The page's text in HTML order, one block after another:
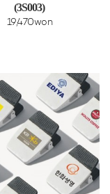
(3S003)
19,470won